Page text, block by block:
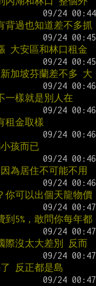
背過也知道差不多抓
大安區和林口租金
加坡芬蘭差不多 大
一樣就是別人在
租金取樣
孩而已
為居住不可能不用
你可以出個天龍物價
5%，敢問你每年都
際沒太大差別 反而
反正都是島